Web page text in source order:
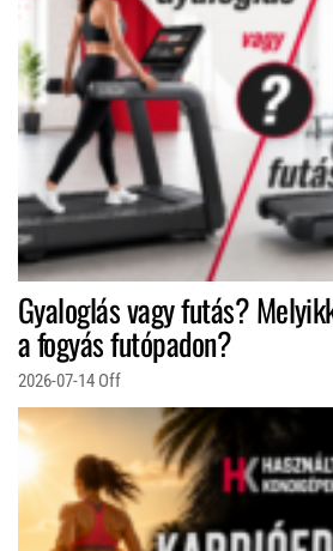
Gyaloglás vagy futás?
a fogyás futópadon?
2026-07-14 Off